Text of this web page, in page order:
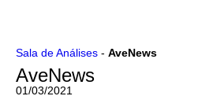
Ir
o
conteúdo
Sala de Análises - AveNews
AveNews
01/03/2021